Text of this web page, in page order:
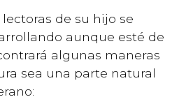
de su hijo se
aunque esté de
algunas maneras
sea una parte natural